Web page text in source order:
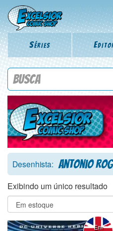
Séries
Procure por título da
Desenhista: Antonio
Exibindo um único resultado
Em